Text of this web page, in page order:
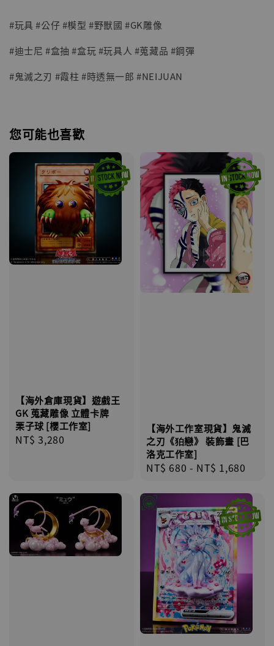
#玩具 #公仔 #模型 #野獸國 #GK雕像
#迪士尼 #盒抽 #盒玩 #玩具人 #蒐藏品 #鋼彈
#鬼滅之刃 #霞柱 #時透無一郎 #NEIJUAN
您可能也喜歡
【海外倉庫現貨】遊戲王
GK 蒐藏雕像 立體卡牌
栗子球 [櫻工作室]
Regular
NT$ 3,280
【海外工作室現貨】鬼滅
之刃《狛戀》 裝飾畫 [巴
洛克工作室]
Regular
NT$ 680 - NT$ 1,680